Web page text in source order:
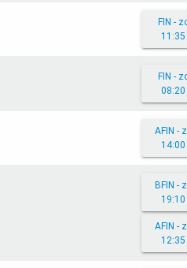
FIN -
11:35
FIN -
08:20
AFIN -
14:00
BFIN -
19:10
AFIN -
12:35